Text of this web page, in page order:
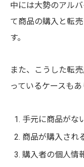
中には大勢のアル
て商品の購入と転
す。
また、こうした転
っているケースもあ
手元に商品がな
商品が購入され
購入者の個人情